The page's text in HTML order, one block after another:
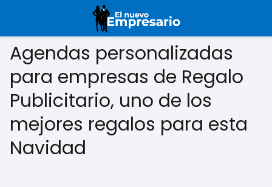
Agendas personalizadas
para empresas de Regalo
Publicitario, uno de los
mejores regalos para esta
Navidad